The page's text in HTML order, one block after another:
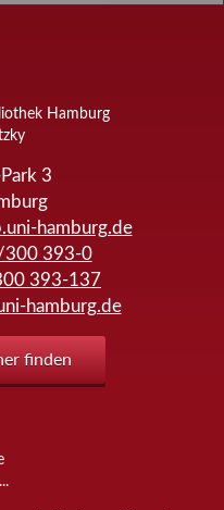
Hamburg
3
hamburg.de
393-0
393-137
hamburg.de
finden